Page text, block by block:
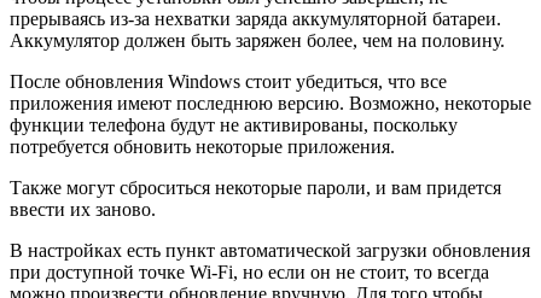
прерываясь из-за нехватки заряда аккумуляторной батареи.
Аккумулятор должен быть заряжен более, чем на половину.
После обновления Windows стоит убедиться, что все
приложения имеют последнюю версию. Возможно, некоторые
функции телефона будут не активированы, поскольку
потребуется обновить некоторые приложения.
Также могут сброситься некоторые пароли, и вам придется
ввести их заново.
В настройках есть пункт автоматической загрузки обновления
при доступной точке Wi-Fi, но если он не стоит, то всегда